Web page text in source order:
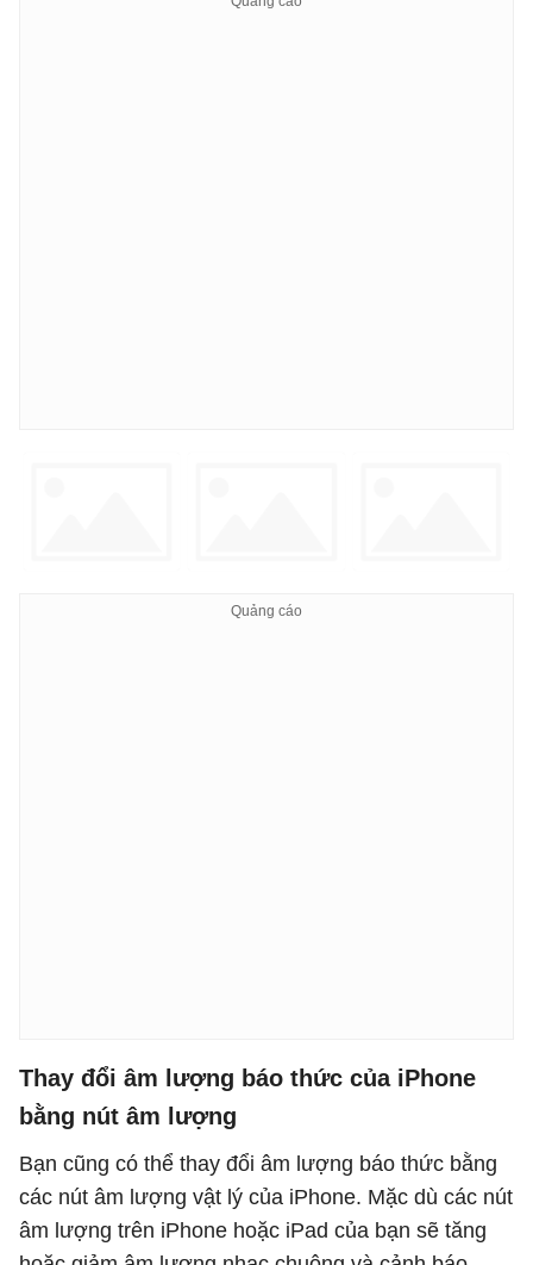
Thay đổi âm lượng báo thức của iPhone
bằng nút âm lượng
Bạn cũng có thể thay đổi âm lượng báo thức bằng
các nút âm lượng vật lý của iPhone. Mặc dù các nút
âm lượng trên iPhone hoặc iPad của bạn sẽ tăng